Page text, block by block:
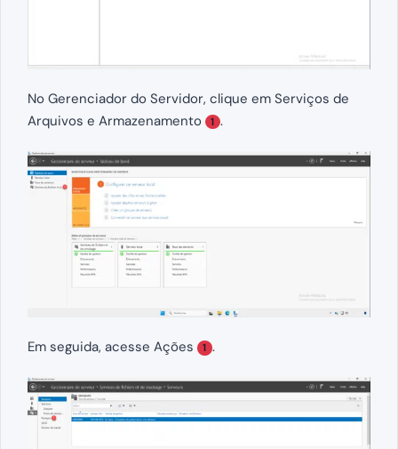
No Gerenciador do Servidor, clique em Serviços de
Arquivos e Armazenamento
1 .
Em seguida, acesse Ações 1 .